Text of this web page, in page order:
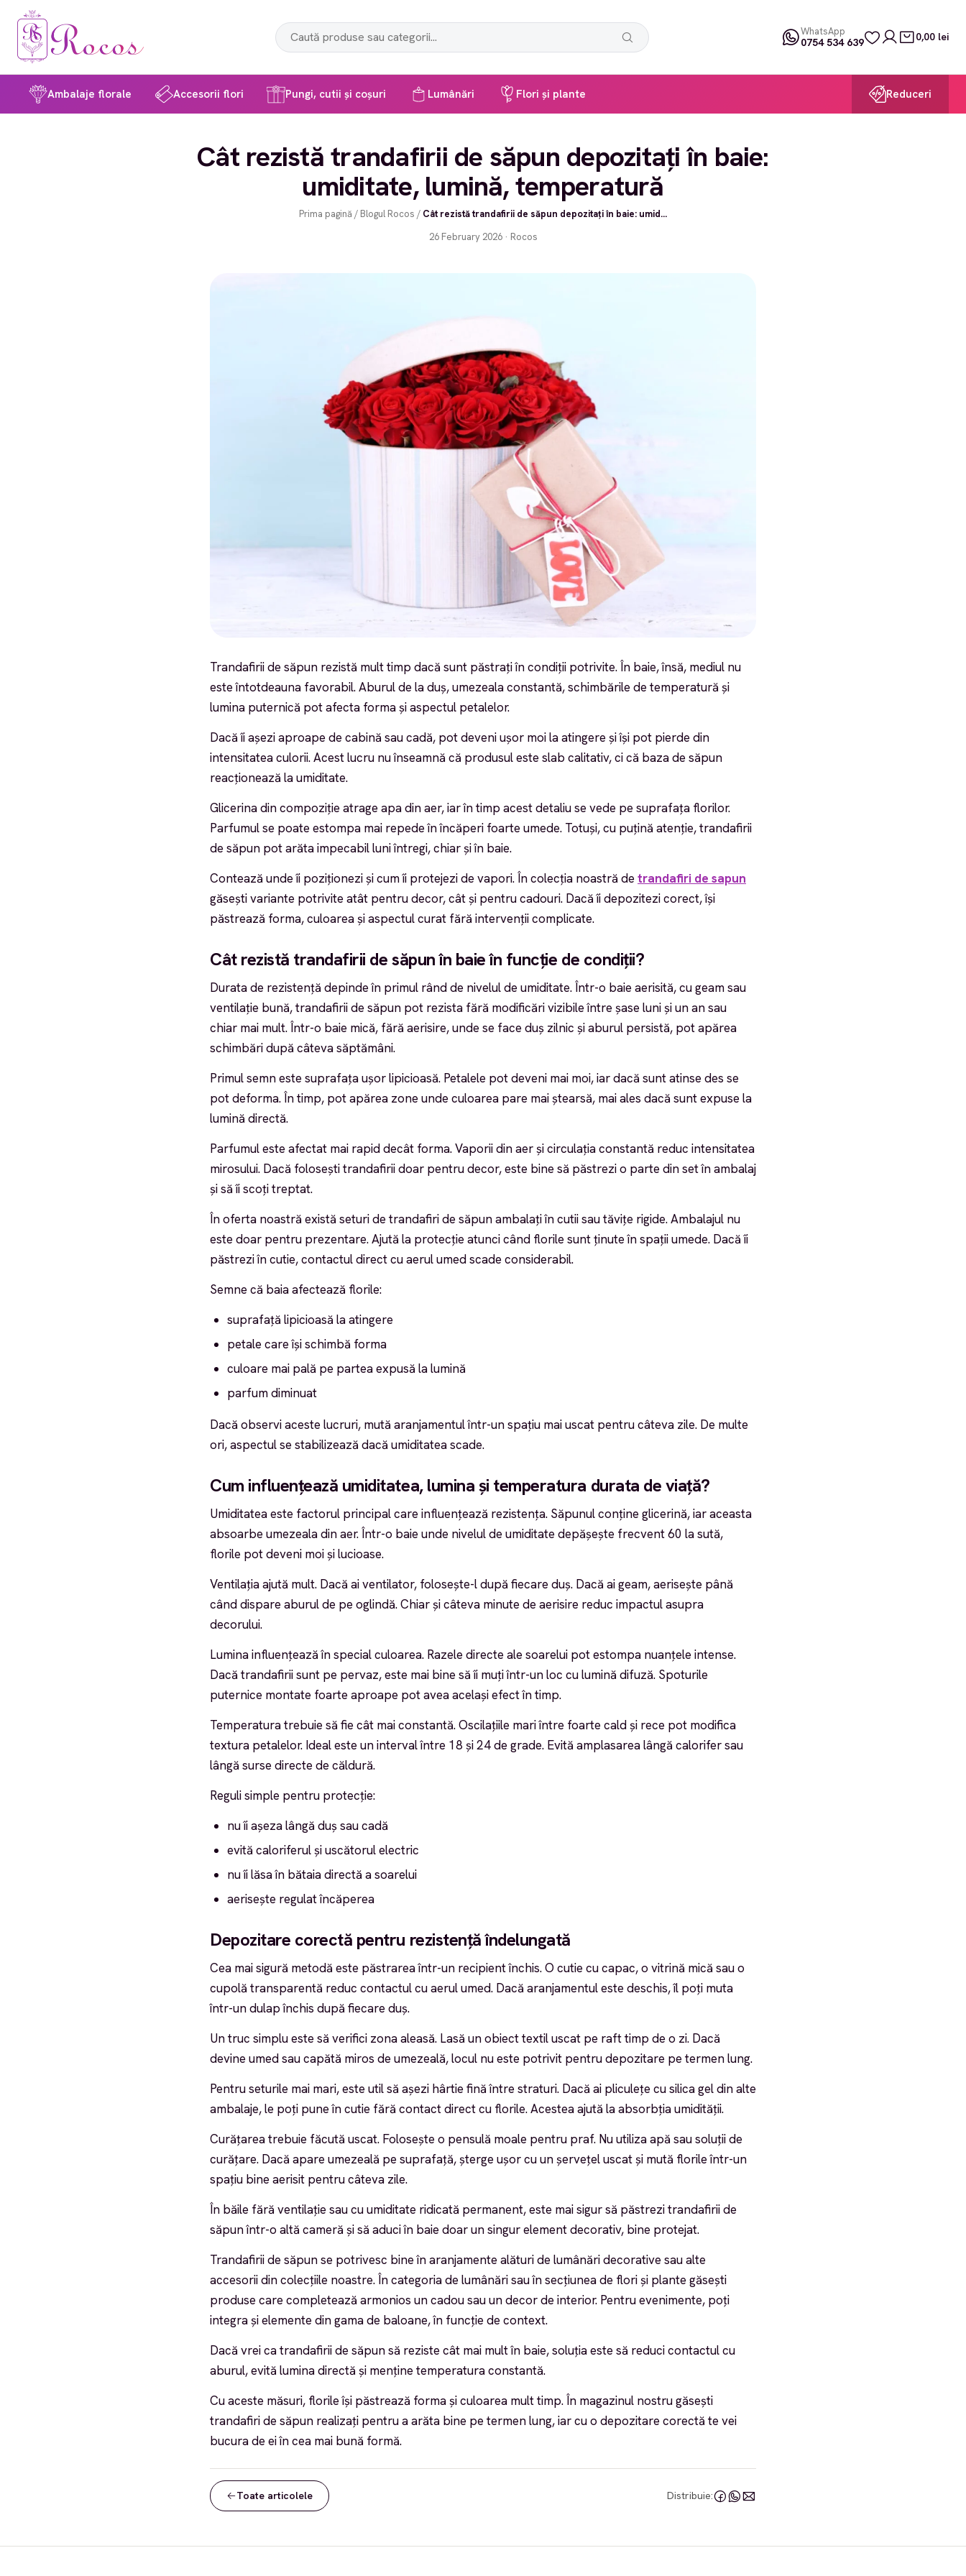
WhatsApp
0754 534 639 0,00 lei
Ambalaje florale Accesorii flori Pungi, cutii și coșuri Lumânări Flori și plante Reduceri
Cât rezistă trandafirii de săpun depozitați în baie:
umiditate, lumină, temperatură
Prima pagină / Blogul Rocos / Cât rezistă trandafirii de săpun depozitați în baie: umid...
26 February 2026 · Rocos
Trandafirii de săpun rezistă mult timp dacă sunt păstrați în condiții potrivite. În baie, însă, mediul nu
este întotdeauna favorabil. Aburul de la duș, umezeala constantă, schimbările de temperatură și
lumina puternică pot afecta forma și aspectul petalelor.
Dacă îi așezi aproape de cabină sau cadă, pot deveni ușor moi la atingere și își pot pierde din
intensitatea culorii. Acest lucru nu înseamnă că produsul este slab calitativ, ci că baza de săpun
reacționează la umiditate.
Glicerina din compoziție atrage apa din aer, iar în timp acest detaliu se vede pe suprafața florilor.
Parfumul se poate estompa mai repede în încăperi foarte umede. Totuși, cu puțină atenție, trandafirii
de săpun pot arăta impecabil luni întregi, chiar și în baie.
Contează unde îi poziționezi și cum îi protejezi de vapori. În colecția noastră detrandafiri de sapun
găsești variante potrivite atât pentru decor, cât și pentru cadouri. Dacă îi depozitezi corect, își
păstrează forma, culoarea și aspectul curat fără intervenții complicate.
Cât rezistă trandafirii de săpun în baie în funcție de condiții?
Durata de rezistență depinde în primul rând de nivelul de umiditate. Într-o baie aerisită, cu geam sau
ventilație bună, trandafirii de săpun pot rezista fără modificări vizibile între șase luni și un an sau
chiar mai mult. Într-o baie mică, fără aerisire, unde se face duș zilnic și aburul persistă, pot apărea
schimbări după câteva săptămâni.
Primul semn este suprafața ușor lipicioasă. Petalele pot deveni mai moi, iar dacă sunt atinse des se
pot deforma. În timp, pot apărea zone unde culoarea pare mai ștearsă, mai ales dacă sunt expuse la
lumină directă.
Parfumul este afectat mai rapid decât forma. Vaporii din aer și circulația constantă reduc intensitatea
mirosului. Dacă folosești trandafirii doar pentru decor, este bine să păstrezi o parte din set în ambalaj
și să îi scoți treptat.
În oferta noastră există seturi de trandafiri de săpun ambalați în cutii sau tăvițe rigide. Ambalajul nu
este doar pentru prezentare. Ajută la protecție atunci când florile sunt ținute în spații umede. Dacă îi
păstrezi în cutie, contactul direct cu aerul umed scade considerabil.
Semne că baia afectează florile:
suprafață lipicioasă la atingere
petale care își schimbă forma
culoare mai pală pe partea expusă la lumină
parfum diminuat
Dacă observi aceste lucruri, mută aranjamentul într-un spațiu mai uscat pentru câteva zile. De multe
ori, aspectul se stabilizează dacă umiditatea scade.
Cum influențează umiditatea, lumina și temperatura durata de viață?
Umiditatea este factorul principal care influențează rezistența. Săpunul conține glicerină, iar aceasta
absoarbe umezeala din aer. Într-o baie unde nivelul de umiditate depășește frecvent 60 la sută,
florile pot deveni moi și lucioase.
Ventilația ajută mult. Dacă ai ventilator, folosește-l după fiecare duș. Dacă ai geam, aerisește până
când dispare aburul de pe oglindă. Chiar și câteva minute de aerisire reduc impactul asupra
decorului.
Lumina influențează în special culoarea. Razele directe ale soarelui pot estompa nuanțele intense.
Dacă trandafirii sunt pe pervaz, este mai bine să îi muți într-un loc cu lumină difuză. Spoturile
puternice montate foarte aproape pot avea același efect în timp.
Temperatura trebuie să fie cât mai constantă. Oscilațiile mari între foarte cald și rece pot modifica
textura petalelor. Ideal este un interval între 18 și 24 de grade. Evită amplasarea lângă calorifer sau
lângă surse directe de căldură.
Reguli simple pentru protecție:
nu îi așeza lângă duș sau cadă
evită caloriferul și uscătorul electric
nu îi lăsa în bătaia directă a soarelui
aerisește regulat încăperea
Depozitare corectă pentru rezistență îndelungată
Cea mai sigură metodă este păstrarea într-un recipient închis. O cutie cu capac, o vitrină mică sau o
cupolă transparentă reduc contactul cu aerul umed. Dacă aranjamentul este deschis, îl poți muta
într-un dulap închis după fiecare duș.
Un truc simplu este să verifici zona aleasă. Lasă un obiect textil uscat pe raft timp de o zi. Dacă
devine umed sau capătă miros de umezeală, locul nu este potrivit pentru depozitare pe termen lung.
Pentru seturile mai mari, este util să așezi hârtie fină între straturi. Dacă ai pliculețe cu silica gel din alte
ambalaje, le poți pune în cutie fără contact direct cu florile. Acestea ajută la absorbția umidității.
Curățarea trebuie făcută uscat. Folosește o pensulă moale pentru praf. Nu utiliza apă sau soluții de
curățare. Dacă apare umezeală pe suprafață, șterge ușor cu un șervețel uscat și mută florile într-un
spațiu bine aerisit pentru câteva zile.
În băile fără ventilație sau cu umiditate ridicată permanent, este mai sigur să păstrezi trandafirii de
săpun într-o altă cameră și să aduci în baie doar un singur element decorativ, bine protejat.
Trandafirii de săpun se potrivesc bine în aranjamente alături de lumânări decorative sau alte
accesorii din colecțiile noastre. În categoria de lumânări sau în secțiunea de flori și plante găsești
produse care completează armonios un cadou sau un decor de interior. Pentru evenimente, poți
integra și elemente din gama de baloane, în funcție de context.
Dacă vrei ca trandafirii de săpun să reziste cât mai mult în baie, soluția este să reduci contactul cu
aburul, evită lumina directă și menține temperatura constantă.
Cu aceste măsuri, florile își păstrează forma și culoarea mult timp. În magazinul nostru găsești
trandafiri de săpun realizați pentru a arăta bine pe termen lung, iar cu o depozitare corectă te vei
bucura de ei în cea mai bună formă.
Toate articolele Distribuie: